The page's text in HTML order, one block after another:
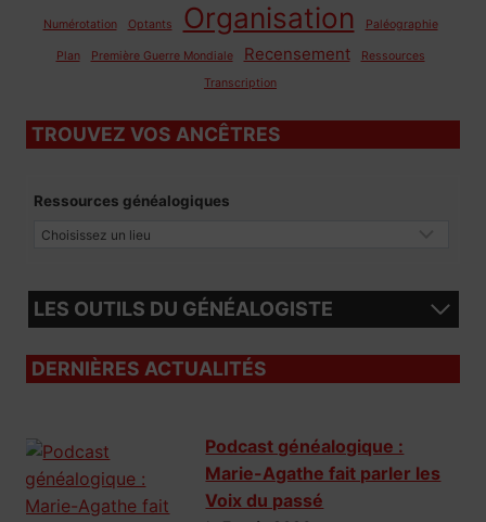
Numérotation Optants Organisation Paléographie
Plan Première Guerre Mondiale Recensement
Ressources
Transcription
TROUVEZ VOS ANCÊTRES
Ressources généalogiques
LES OUTILS DU GÉNÉALOGISTE
DERNIÈRES ACTUALITÉS
Podcast généalogique :
Marie-Agathe fait parler les
Voix du passé